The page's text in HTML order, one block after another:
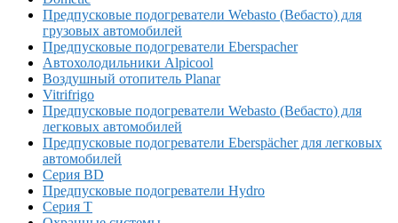
Предпусковые подогреватели Webasto (Вебасто) для
грузовых автомобилей
Предпусковые подогреватели Eberspacher
Автохолодильники Alpicool
Воздушный отопитель Planar
Vitrifrigo
Предпусковые подогреватели Webasto (Вебасто) для
легковых автомобилей
Предпусковые подогреватели Eberspächer для легковых
автомобилей
Серия BD
Предпусковые подогреватели Hydro
Серия T